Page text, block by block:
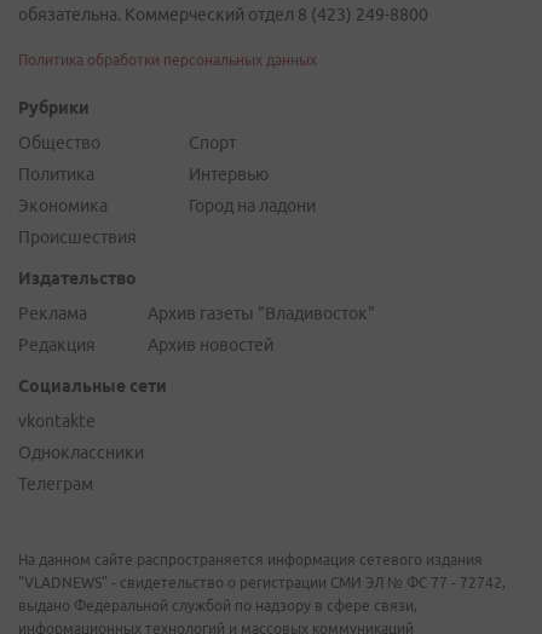
обязательна. Коммерческий отдел 8 (423) 249-8800
Политика обработки персональных данных
Рубрики
Общество
Политика
Экономика
Происшествия
Спорт
Интервью
Город на ладони
Издательство
Реклама
Редакция
Архив газеты "Владивосток"
Архив новостей
Социальные сети
vkontakte
Одноклассники
Телеграм
На данном сайте распространяется информация сетевого издания
"VLADNEWS" - свидетельство о регистрации СМИ ЭЛ № ФС 77 - 72742,
выдано Федеральной службой по надзору в сфере связи,
информационных технологий и массовых коммуникаций